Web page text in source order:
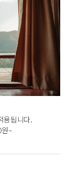
용됩니다.
~